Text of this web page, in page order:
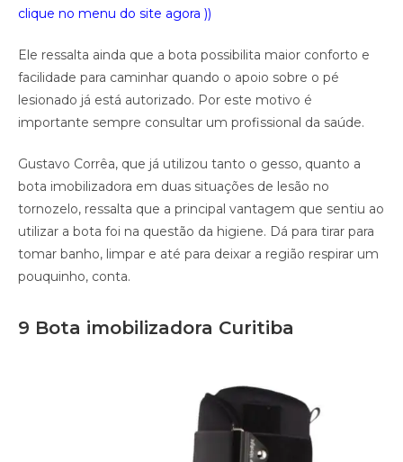
clique no menu do site agora ))
Ele ressalta ainda que a bota possibilita maior conforto e
facilidade para caminhar quando o apoio sobre o pé
lesionado já está autorizado. Por este motivo é
importante sempre consultar um profissional da saúde.
Gustavo Corrêa, que já utilizou tanto o gesso, quanto a
bota imobilizadora em duas situações de lesão no
tornozelo, ressalta que a principal vantagem que sentiu ao
utilizar a bota foi na questão da higiene. Dá para tirar para
tomar banho, limpar e até para deixar a região respirar um
pouquinho, conta.
9 Bota imobilizadora Curitiba